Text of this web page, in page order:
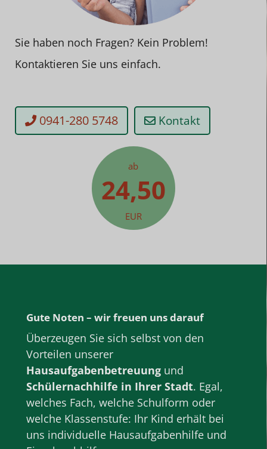
Sie haben noch Fragen? Kein Problem!
Kontaktieren Sie uns einfach.
0941-280 5748 Kontakt
ab
24,50
EUR
Gute Noten – wir freuen uns darauf
Überzeugen Sie sich selbst von den
Vorteilen unserer
Hausaufgabenbetreuung und
Schülernachhilfe in Ihrer Stadt. Egal,
welches Fach, welche Schulform oder
welche Klassenstufe: Ihr Kind erhält bei
uns individuelle Hausaufgabenhilfe und